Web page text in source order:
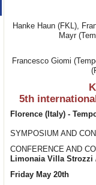
Hanke Haun (FKL),
Mayr
Francesco Giomi
5th
Florence (Italy) -
SYMPOSIUM AND
CONFERENCE AND
Limonaia Villa
Friday May 20th